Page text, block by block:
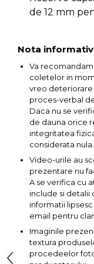
Capre &
Cric Hidraulic
Set / trusa
Chei Tubulare
Multimetru
Bara Tractare
(combustibil)
Presa
& Suruburi
Extractor
Cabluri
de 12 mm
Nota
Va
coletelor in
vreo deteriorare
proces-verbal de
Daca nu se
de dauna orice
integritatea
considerata nula.
Video-urile au
prezentare nu
A se verifica cu
include si detalii
informatii
email pentru
Imaginile
textura
procedeelor